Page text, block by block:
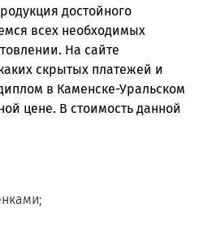
достойного
всех необходимых
На сайте
скрытых платежей и
в Каменске-Уральском
цене. В стоимость данной